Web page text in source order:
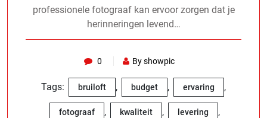
professionele fotograaf kan ervoor zorgen dat je
herinneringen levend…
0 By showpic
Tags: bruiloft , budget , ervaring ,
fotograaf , kwaliteit , levering ,